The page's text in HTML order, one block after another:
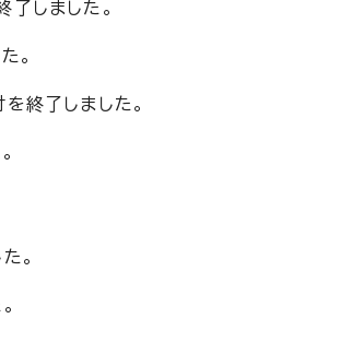
しました。
。
終了しました。
。